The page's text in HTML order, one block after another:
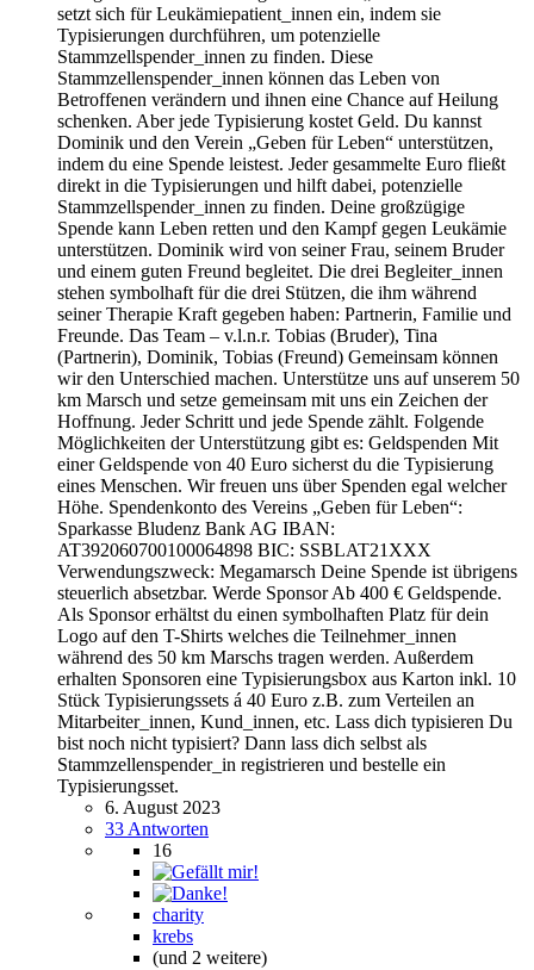
setzt sich für Leukämiepatient_innen ein, indem sie
Typisierungen durchführen, um potenzielle
Stammzellspender_innen zu finden. Diese
Stammzellenspender_innen können das Leben von
Betroffenen verändern und ihnen eine Chance auf Heilung
schenken. Aber jede Typisierung kostet Geld. Du kannst
Dominik und den Verein „Geben für Leben“ unterstützen,
indem du eine Spende leistest. Jeder gesammelte Euro fließt
direkt in die Typisierungen und hilft dabei, potenzielle
Stammzellspender_innen zu finden. Deine großzügige
Spende kann Leben retten und den Kampf gegen Leukämie
unterstützen. Dominik wird von seiner Frau, seinem Bruder
und einem guten Freund begleitet. Die drei Begleiter_innen
stehen symbolhaft für die drei Stützen, die ihm während
seiner Therapie Kraft gegeben haben: Partnerin, Familie und
Freunde. Das Team – v.l.n.r. Tobias (Bruder), Tina
(Partnerin), Dominik, Tobias (Freund) Gemeinsam können
wir den Unterschied machen. Unterstütze uns auf unserem 50
km Marsch und setze gemeinsam mit uns ein Zeichen der
Hoffnung. Jeder Schritt und jede Spende zählt. Folgende
Möglichkeiten der Unterstützung gibt es: Geldspenden Mit
einer Geldspende von 40 Euro sicherst du die Typisierung
eines Menschen. Wir freuen uns über Spenden egal welcher
Höhe. Spendenkonto des Vereins „Geben für Leben“:
Sparkasse Bludenz Bank AG IBAN:
AT392060700100064898 BIC: SSBLAT21XXX
Verwendungszweck: Megamarsch Deine Spende ist übrigens
steuerlich absetzbar. Werde Sponsor Ab 400 € Geldspende.
Als Sponsor erhältst du einen symbolhaften Platz für dein
Logo auf den T-Shirts welches die Teilnehmer_innen
während des 50 km Marschs tragen werden. Außerdem
erhalten Sponsoren eine Typisierungsbox aus Karton inkl. 10
Stück Typisierungssets á 40 Euro z.B. zum Verteilen an
Mitarbeiter_innen, Kund_innen, etc. Lass dich typisieren Du
bist noch nicht typisiert? Dann lass dich selbst als
Stammzellenspender_in registrieren und bestelle ein
Typisierungsset.
6. August 2023
33 Antworten
16
charity
krebs
(und 2 weitere)